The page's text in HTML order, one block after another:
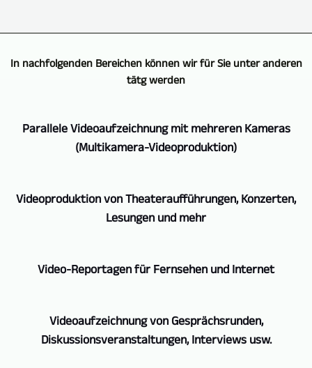
In nachfolgenden Bereichen können wir für Sie unter anderen
tätg werden
Parallele Videoaufzeichnung mit mehreren Kameras
(Multikamera-Videoproduktion)
es
um
Aufzeichnungen
geht,
ist
Videoproduktion von Theateraufführungen, Konzerten,
Lesungen und mehr
setzen
der
Videoaufzeichnung
von
Video-Reportagen für Fernsehen und Internet
vielen
Jahren
Videoaufzeichnung von Gesprächsrunden,
Diskussionsveranstaltungen, Interviews usw.